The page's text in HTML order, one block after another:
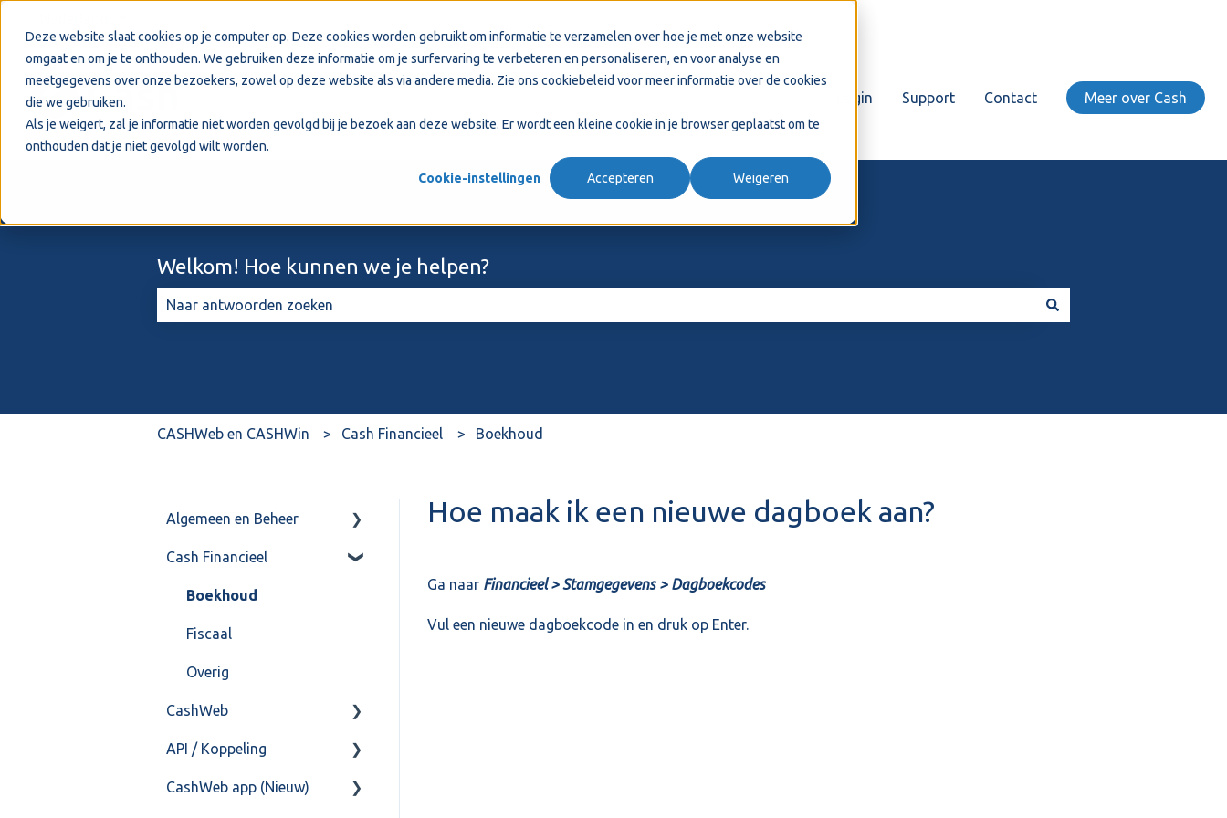
Deze website slaat cookies op je computer op. Deze cookies worden gebruikt om informatie te verzamelen over hoe je met onze website
omgaat en om je te onthouden. We gebruiken deze informatie om je surfervaring te verbeteren en personaliseren, en voor analyse en
meetgegevens over onze bezoekers, zowel op deze website als via andere media. Zie ons cookiebeleid voor meer informatie over de cookies
die we gebruiken.
Als je weigert, zal je informatie niet worden gevolgd bij je bezoek aan deze website. Er wordt een kleine cookie in je browser geplaatst om te
onthouden dat je niet gevolgd wilt worden.
Cookie-instellingen Accepteren Weigeren
Login Support Contact Meer over Cash
Welkom! Hoe kunnen we je helpen?
CASHWeb en CASHWin Cash Financieel Boekhoud
Hoe maak ik een nieuwe dagboek aan?
Ga naar Financieel > Stamgegevens > Dagboekcodes
Vul een nieuwe dagboekcode in en druk op Enter.
Algemeen en Beheer
Bank(koppeling)
Import/Export
Postbus
Training & Consultancy
Overig
Cash Financieel
Boekhoud
Fiscaal
Overig
CashWeb
CashHero Layout
Mailen vanuit CASHWeb
API / Koppeling
Algemeen
CashWeb app (Nieuw)